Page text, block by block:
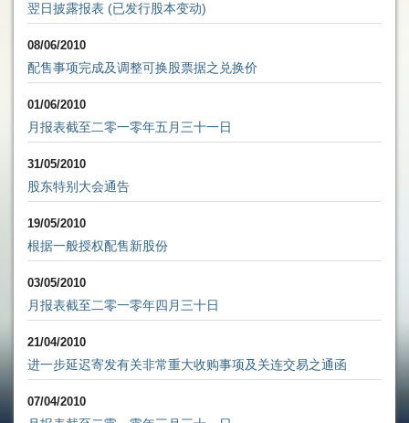
翌日披露报表 (已发行股本变动)
08/06/2010
配售事项完成及调整可换股票据之兑换价
01/06/2010
月报表截至二零一零年五月三十一日
31/05/2010
股东特别大会通告
19/05/2010
根据一般授权配售新股份
03/05/2010
月报表截至二零一零年四月三十日
21/04/2010
进一步延迟寄发有关非常重大收购事项及关连交易之通函
07/04/2010